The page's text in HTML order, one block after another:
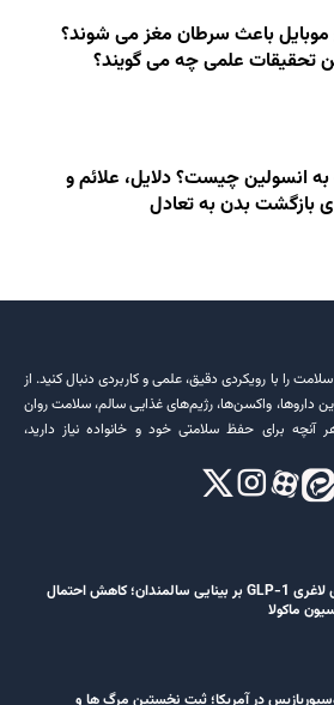
موبایل باعث سرطان مغز می شوند؟
تحقیقات علمی چه می گویند؟
انسولین چیست؟ دلایل، علائم و
بازگشت بدن به تعادل
را با رویکردی دقیق، علمی و کاربردی دنبال کنید. از
داروها، واکسن‌ها، رژیم‌های غذایی سالم، سلامت روان
برای حفظ سلامتی خود و خانواده نیاز دارید،
تاثیر داروهای لاغری GLP-1 بر بینایی سالمندان؛ کاهش احتمال
ماکولا
در آمریکا؛ ثبت نخستین مرگ ها و